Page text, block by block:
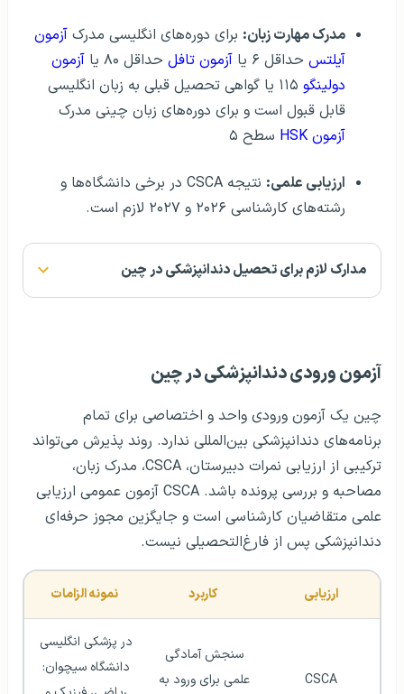
مدرک مهارت زبان: برای دوره‌های انگلیسی مدرک آزمون
آیلتس حداقل ۶ یا آزمون تافل حداقل ۸۰ یا
آزمون
دولینگو
۱۱۵ یا گواهی تحصیل قبلی به زبان انگلیسی
قابل قبول است و برای دوره‌های زبان چینی مدرک
آزمون HSK
سطح ۵
ارزیابی علمی:
نتیجه CSCA در برخی دانشگاه‌ها و
رشته‌های کارشناسی ۲۰۲۶ و ۲۰۲۷ لازم است.
مدارک لازم برای تحصیل دندانپزشکی در چین
آزمون ورودی دندانپزشکی در چین
چین یک آزمون ورودی واحد و اختصاصی برای تمام
برنامه‌های دندانپزشکی بین‌المللی ندارد. روند پذیرش می‌تواند
ترکیبی از ارزیابی نمرات دبیرستان، CSCA، مدرک زبان،
مصاحبه و بررسی پرونده باشد. CSCA آزمون عمومی ارزیابی
علمی متقاضیان کارشناسی است و جایگزین مجوز حرفه‌ای
دندانپزشکی پس از فارغ‌التحصیلی نیست.
ارزیابی کاربرد نمونه الزامات
CSCA